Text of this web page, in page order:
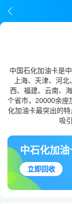
中国石化加油卡是
上海、天津、河
西、福建、云南、
个省市，20000余座
化加油卡最突出的
吸
中石化加
立即回收